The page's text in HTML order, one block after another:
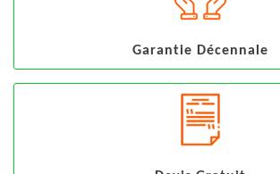
Garantie Décennale